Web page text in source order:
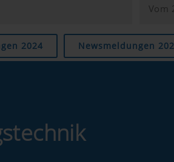
unserer Website ein und verwenden
keine Informationen über die
Vom
2024 Newsmeldungen